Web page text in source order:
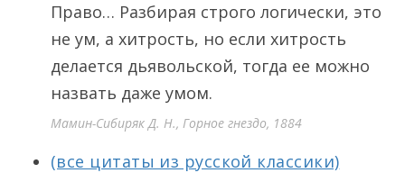
Право… Разбирая строго логически, это
не ум, а хитрость, но если хитрость
делается дьявольской, тогда ее можно
назвать даже умом.
Мамин-Сибиряк Д. Н., Горное гнездо, 1884
(все цитаты из русской классики)